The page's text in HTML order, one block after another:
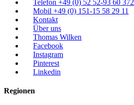
Telefon +49 (0) 52 52-93 60 372
Mobil +49 (0) 151-15 58 29 11
Kontakt
Über uns
Thomas Wilken
Facebook
Instagram
Pinterest
Linkedin
Regionen